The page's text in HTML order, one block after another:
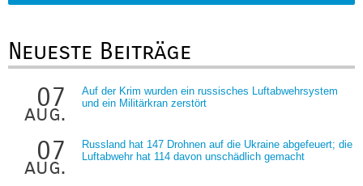
Neueste Beiträge
07
aug.
Auf der Krim wurden ein russisches Luftabwehrsystem
und ein Militärkran zerstört
07
aug.
Russland hat 147 Drohnen auf die Ukraine abgefeuert; die
Luftabwehr hat 114 davon unschädlich gemacht